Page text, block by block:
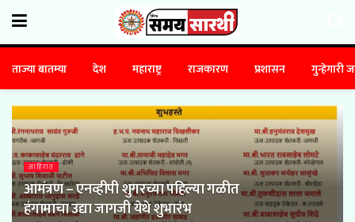
ताज्या बातम्या देश महाराष्ट्र राजकारण प्रशासन गुन्हेगारी
जाहिरात
आमंत्रण – एनव्हीपी शुगरच्या पहिल्या गळीत
हंगामाचा उद्या जागजी येथे शुभारंभ